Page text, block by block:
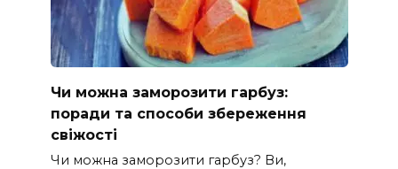
Чи можна заморозити гарбуз:
поради та способи збереження
свіжості
Чи можна заморозити гарбуз? Ви,